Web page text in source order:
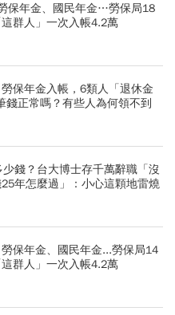
保年金、國民年金…勞保局18
群人」一次入帳4.2萬
保年金入帳，6類人「退休金
錢正常嗎？有些人為何領不到
錢？台大博士存千萬辭職「沒
年怎麼過」：小心這顆地雷燒
保年金、國民年金...勞保局14
群人」一次入帳4.2萬